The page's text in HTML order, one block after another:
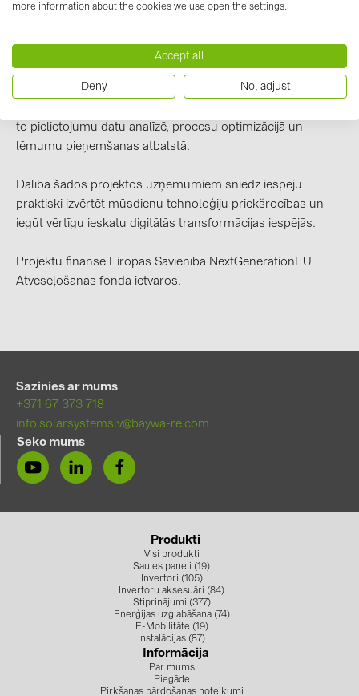
BUDMAT (6)
FRONIUS (42)
GROMTOR (32)
GoodWe (44)
HUAWEI (51)
JAsolar (6)
JINKO (1)
LONGi Solar (5)
NOVOTEGRA (315)
QILOWATT (3)
SMA (1)
SolarEdge (2)
Solinteg (4)
Solis (63)
Victron Energy B.V. (2)
analizēts, kā vienota ERP vide palīdz efektīvāk organizēt
Tāpat projekta ietvaros ir iespēja iepazīt arī mākslīgā
to pielietojumu datu analīzē, procesu optimizācijā un
lēmumu pieņemšanas atbalstā.
Dalība šādos projektos uzņēmumiem sniedz iespēju
praktiski izvērtēt mūsdienu tehnoloģiju priekšrocības un
iegūt vērtīgu ieskatu digitālās transformācijas iespējās.
Projektu finansē Eiropas Savienība NextGenerationEU
Atveseļošanas fonda ietvaros.
Sazinies ar mums
+371 67 373 718
info.solarsystemslv@baywa-re.com
Seko mums
Produkti
Visi produkti
Saules paneļi (19)
Invertori (105)
Invertoru aksesuāri (84)
Stiprinājumi (377)
Enerģijas uzglabāšana (74)
E-Mobilitāte (19)
Instalācijas (87)
Informācija
Par mums
Piegāde
Pirkšanas pārdošanas noteikumi
more information about the cookies we use open the settings.
Accept all
Deny No, adjust